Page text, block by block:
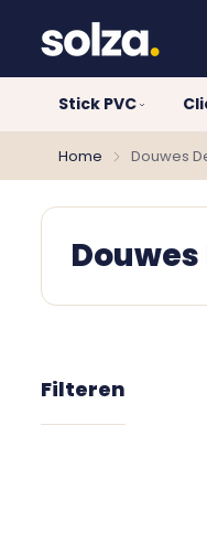
Stick PVC
Home Douwes
Filteren